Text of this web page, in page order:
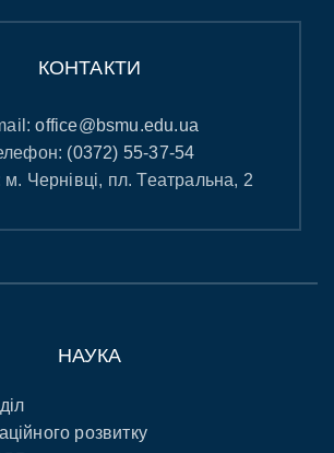
КОНТАКТИ
office@bsmu.edu.ua
(0372) 55-37-54
Чернівці, пл. Театральна, 2
НАУКА
розвитку